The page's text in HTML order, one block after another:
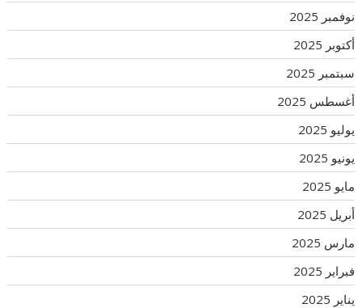
نوفمبر 2025
أكتوبر 2025
سبتمبر 2025
أغسطس 2025
يوليو 2025
يونيو 2025
مايو 2025
أبريل 2025
مارس 2025
فبراير 2025
يناير 2025